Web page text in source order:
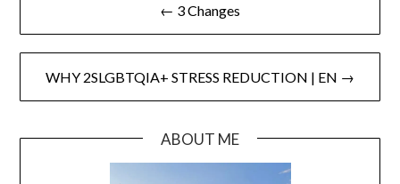
← 3 Changes
WHY 2SLGBTQIA+ STRESS REDUCTION | EN →
ABOUT ME